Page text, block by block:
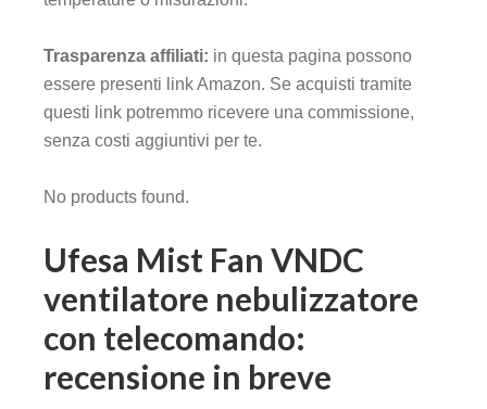
Trasparenza affiliati: in questa pagina possono
essere presenti link Amazon. Se acquisti tramite
questi link potremmo ricevere una commissione,
senza costi aggiuntivi per te.
No products found.
Ufesa Mist Fan VNDC
ventilatore nebulizzatore
con telecomando:
recensione in breve